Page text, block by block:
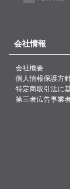
会社情報
会社概要
個人情報保護方
特定商取引法に
第三者広告事業